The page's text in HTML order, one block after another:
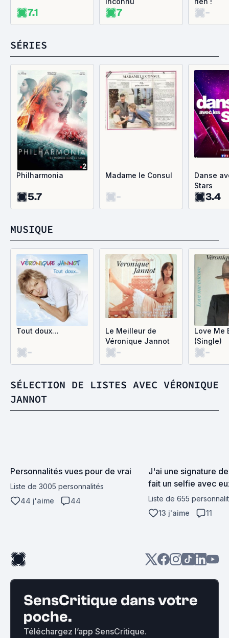
7.1 7 -
SÉRIES
Philharmonia
5.7
Madame le Consul
-
Danse
Stars
3.4
MUSIQUE
Tout doux…
-
Le Meilleur de
Véronique Jannot
-
Love Me
(Single)
-
SÉLECTION DE LISTES AVEC VÉRONIQUE
JANNOT
Personnalités vues pour de vrai
Liste de 3005 personnalités
44 j'aime
44
J'ai une signature
fait un selfie avec
contact tactile avec
Liste de 655
13 j'aime
11
SensCritique dans votre
poche.
Téléchargez l’app SensCritique.